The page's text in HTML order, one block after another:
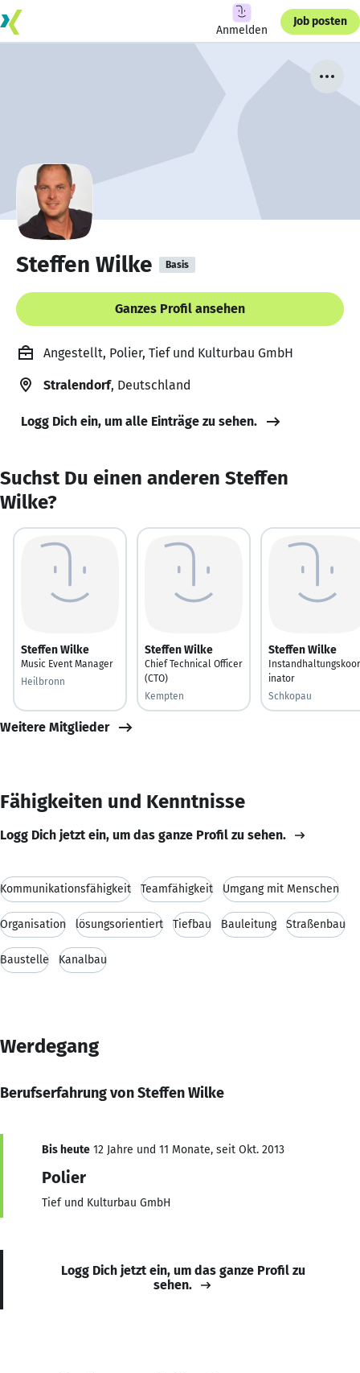
Anmelden
Job posten
Steffen Wilke Basis
Ganzes Profil ansehen
Angestellt, Polier, Tief und Kulturbau GmbH
Stralendorf, Deutschland
Logg Dich ein, um alle Einträge zu sehen.
Suchst Du einen anderen Steffen
Wilke?
Steffen Wilke
Music Event Manager
Heilbronn
Steffen Wilke
Chief Technical Officer
(CTO)
Kempten
Steffen Wilke
inator
Schkopau
Weitere Mitglieder
Fähigkeiten und Kenntnisse
Logg Dich jetzt ein, um das ganze Profil zu sehen.
Kommunikationsfähigkeit Teamfähigkeit Umgang mit Menschen
Organisation lösungsorientiert Tiefbau Bauleitung Straßenbau
Baustelle Kanalbau
Werdegang
Berufserfahrung von Steffen Wilke
Bis heute 12 Jahre und 11 Monate, seit Okt. 2013
Polier
Tief und Kulturbau GmbH
Logg Dich jetzt ein, um das ganze Profil zu
sehen.